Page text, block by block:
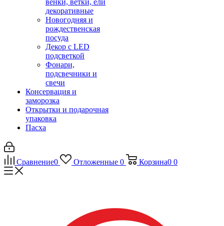
венки, ветки, ели
декоративные
Новогодняя и
рождественская
посуда
Декор с LED
подсветкой
Фонари,
подсвечники и
свечи
Консервация и
заморозка
Открытки и подарочная
упаковка
Пасха
Сравнение0 Отложенные 0 Корзина0 0